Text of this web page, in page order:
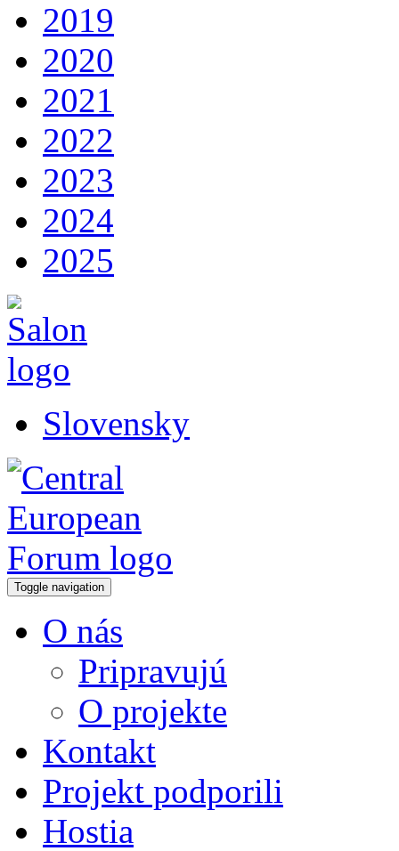
2019
2020
2021
2022
2023
2024
2025
Slovensky
Toggle navigation
O nás
Pripravujú
O projekte
Kontakt
Projekt podporili
Hostia